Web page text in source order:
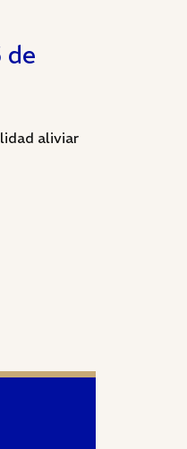
de
aliviar